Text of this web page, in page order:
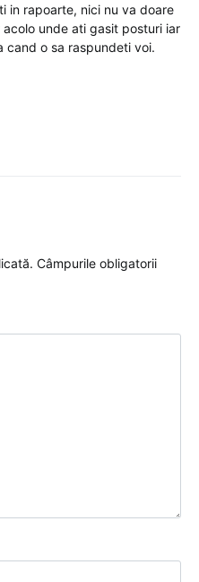
in rapoarte, nici nu va doare
unde ati gasit posturi iar
cand o sa raspundeti voi.
Câmpurile obligatorii